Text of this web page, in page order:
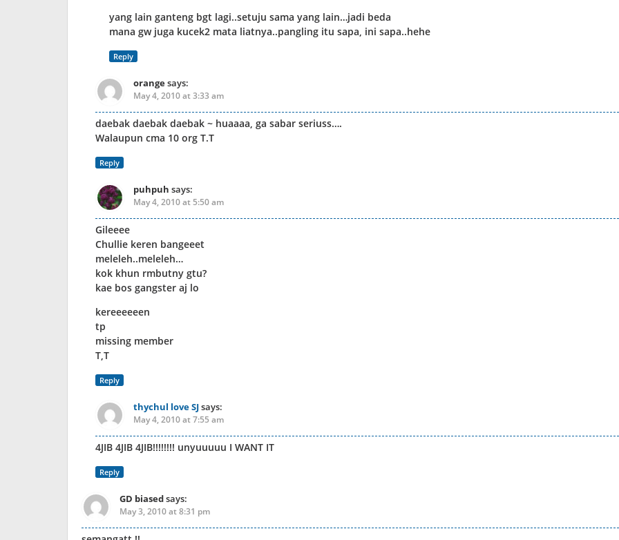
yang lain ganteng bgt lagi..setuju sama yang lain…jadi beda
mana gw juga kucek2 mata liatnya..pangling itu sapa, ini sapa..hehe
Reply
orangesays:
May 4, 2010 at 3:33 am
daebak daebak daebak ~ huaaaa, ga sabar seriuss….
Walaupun cma 10 org T.T
Reply
puhpuh says:
May 4, 2010 at 5:50 am
Gileeee
Chullie keren bangeeet
meleleh..meleleh…
kok khun rmbutny gtu?
kae bos gangster aj lo
kereeeeeen
tp
missing member
T,T
Reply
thychul love SJsays:
May 4, 2010 at 7:55 am
4JIB 4JIB 4JIB!!!!!!!! unyuuuuu I WANT IT
Reply
GD biasedsays:
May 3, 2010 at 8:31 pm